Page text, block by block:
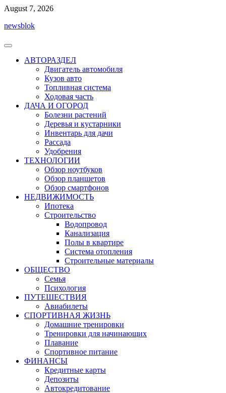
Перейти
содержимому
August 7, 2026
newsblok
АВТОРАЗДЕЛ
Двигатель автомобиля
Кузов авто
Топливная система
Ходовая часть
ДАЧА И ОГОРОД
Болезни растений
Деревья и кустарники
Инвентарь для дачи
Рассада
Удобрения
ТЕХНОЛОГИИ
Обзор ноутбуков
Обзор планшетов
Обзор смартфонов
НЕДВИЖИМОСТЬ
Ипотека
Строительство
Водопровод
Канализация
Полы в квартире
Система отопления
Строительные материалы
ОБЩЕСТВО
Семья
Психология
ПУТЕШЕСТВИЯ
Авиабилеты
СПОРТИВНАЯ ЖИЗНЬ
Домашние тренировки
Тренировки для начинающих
Плавание
Спортивное питание
ФИНАНСЫ
Кредитные карты
Депозиты
Автокредитование